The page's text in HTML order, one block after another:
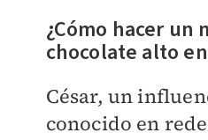
¿Cómo hacer un
chocolate alto
César, un
conocido en